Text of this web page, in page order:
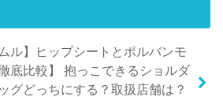
ムル】ヒップシートとポルバンモ
底比較】 抱っこできるショルダ
グどっちにする？取扱店舗は？